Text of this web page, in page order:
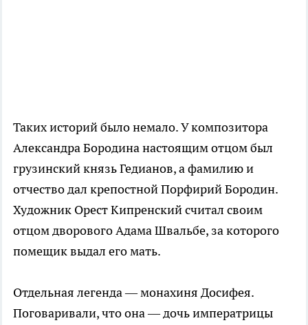
Таких историй было немало. У композитора
Александра Бородина настоящим отцом был
грузинский князь Гедианов, а фамилию и
отчество дал крепостной Порфирий Бородин.
Художник Орест Кипренский считал своим
отцом дворового Адама Швальбе, за которого
помещик выдал его мать.
Отдельная легенда — монахиня Досифея.
Поговаривали, что она — дочь императрицы